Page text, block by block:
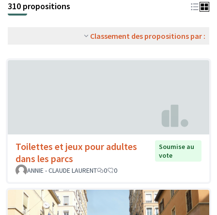
310 propositions
Classement des propositions par :
Toilettes et jeux pour adultes
dans les parcs
Soumise au
vote
ANNIE - CLAUDE LAURENT
0 0